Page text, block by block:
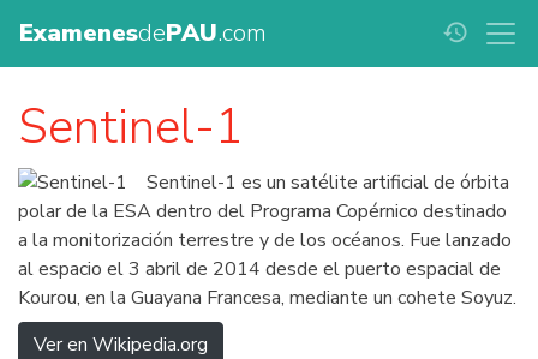
ExamenesdePAU.com history
Sentinel-1
Sentinel-1 es un satélite artificial de órbita
polar de la ESA dentro del Programa Copérnico destinado
a la monitorización terrestre y de los océanos. Fue lanzado
al espacio el 3 abril de 2014 desde el puerto espacial de
Kourou, en la Guayana Francesa, mediante un cohete Soyuz.
Ver en Wikipedia.org